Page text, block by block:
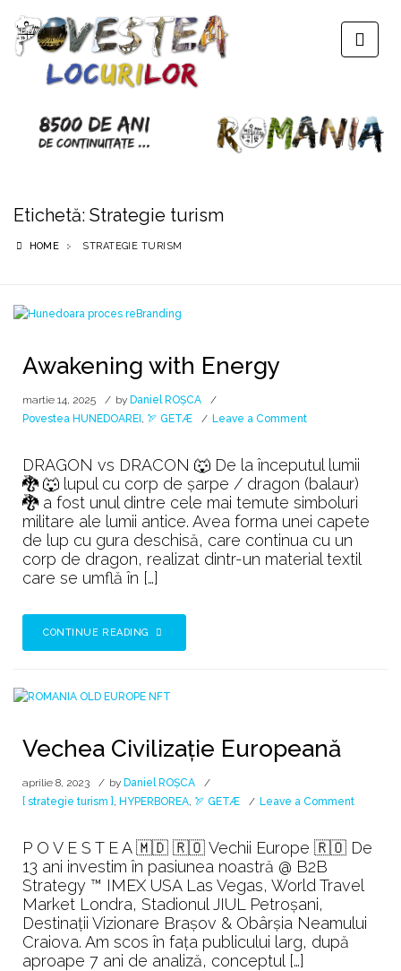
Etichetă: Strategie turism
HOME STRATEGIE TURISM
Awakening with Energy
martie 14, 2025 by Daniel ROȘCA
Povestea HUNEDOAREI 🏹 GETÆ Leave a Commenton
Energy
DRAGON vs DRACON 🐺 De la începutul lumii
🐉 🐺 lupul cu corp de șarpe / dragon (balaur)
🐉 a fost unul dintre cele mai temute simboluri
militare ale lumii antice. Avea forma unei capete
de lup cu gura deschisă, care continua cu un
corp de dragon, realizat dintr-un material textil
care se umflă în […]
CONTINUE READING
Vechea Civilizație Europeană
aprilie 8, 2023 by Daniel ROȘCA
[ strategie turism ] , HYPERBOREA, 🏹 GETÆ Leave a Commenton
P O V E S T E A 🇲🇩 🇷🇴 Vechii Europe 🇷🇴 De
13 ani investim în pasiunea noastră @ B2B
Strategy ™ IMEX USA Las Vegas, World Travel
Market Londra, Stadionul JIUL Petroșani,
Destinații Vizionare Brașov & Obârșia Neamului
Craiova. Am scos în fața publicului larg, după
aproape 7 ani de analiză, conceptul […]